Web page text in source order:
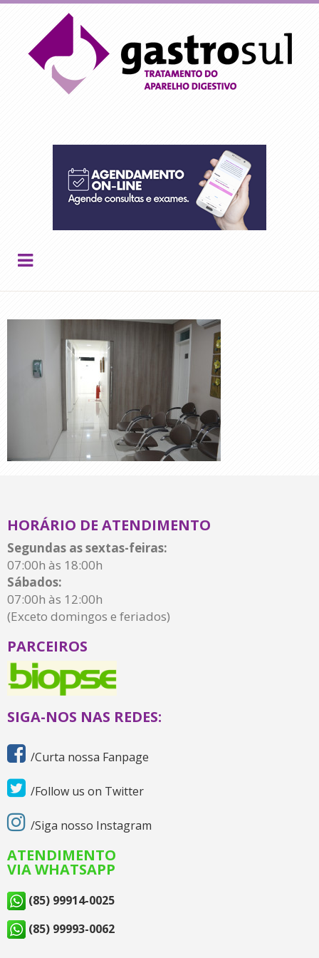
HORÁRIO DE ATENDIMENTO
Segundas as sextas-feiras:
07:00h às 18:00h
Sábados:
07:00h às 12:00h
(Exceto domingos e feriados)
PARCEIROS
SIGA-NOS NAS REDES:
/Curta nossa Fanpage
/Follow us on Twitter
/Siga nosso Instagram
ATENDIMENTO
VIA WHATSAPP
(85) 99914-0025
(85) 99993-0062